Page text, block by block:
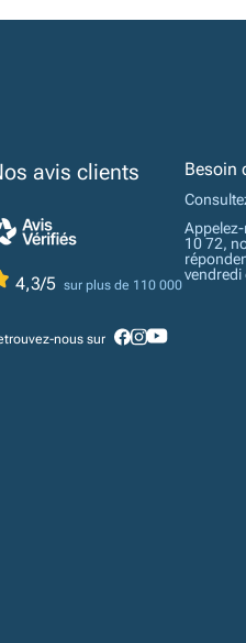
avis clients
4,3/5 sur plus de 110 000
nous sur
Besoin
10 72,
vendredi